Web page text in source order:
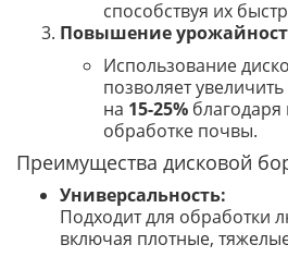
способствуя их
Повышение
Использование
позволяет
на 15-25%
обработке почвы.
Преимущества дисковой
Универсальность:
Подходит для обработки
включая плотные,